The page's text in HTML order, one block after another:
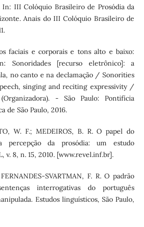
In: III Colóquio Brasileiro de Prosódia da
Anais do III Colóquio Brasileiro de
faciais e corporais e tons alto e baixo:
Sonoridades [recurso eletrônico]: a
no canto e na declamação / Sonorities
singing and reciting expressivity /
- São Paulo: Pontifícia
de São Paulo, 2016.
W. F.; MEDEIROS, B. R. O papel do
percepção da prosódia: um estudo
v. 8, n. 15, 2010. [www.revel.inf.br].
SVARTMAN, F. R. O padrão
interrogativas do português
Estudos linguísticos, São Paulo,